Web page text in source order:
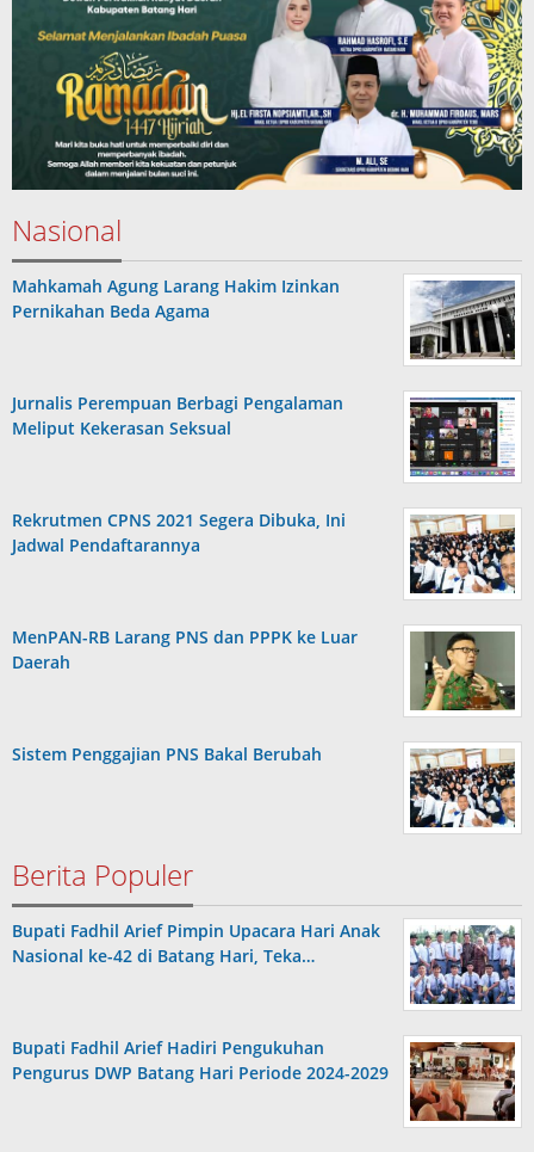
Nasional
Mahkamah Agung Larang Hakim Izinkan
Pernikahan Beda Agama
Jurnalis Perempuan Berbagi Pengalaman
Meliput Kekerasan Seksual
Rekrutmen CPNS 2021 Segera Dibuka, Ini
Jadwal Pendaftarannya
MenPAN-RB Larang PNS dan PPPK ke Luar
Daerah
Sistem Penggajian PNS Bakal Berubah
Berita Populer
Bupati Fadhil Arief Pimpin Upacara Hari Anak
Nasional ke-42 di Batang Hari, Teka…
Bupati Fadhil Arief Hadiri Pengukuhan
Pengurus DWP Batang Hari Periode 2024-2029